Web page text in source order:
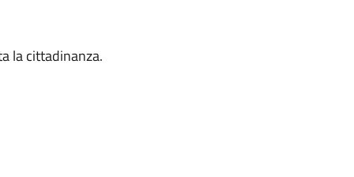
la cittadinanza.